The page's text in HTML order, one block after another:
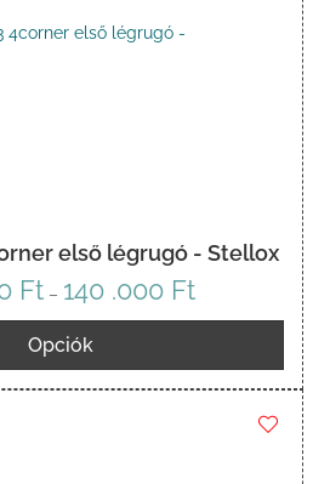
első légrugó - Stellox
Ft – 140 .000 FtÁrtartomány:
70
-
Opciók